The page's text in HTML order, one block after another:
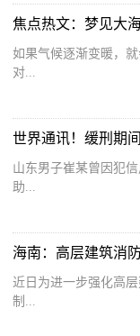
焦点热文：梦见大
如果气候逐渐变暖，
对...
山东男子崔某曾因犯
助...
海南：高层建筑消
近日为进一步强化高
制...